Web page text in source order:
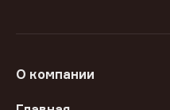
О компании